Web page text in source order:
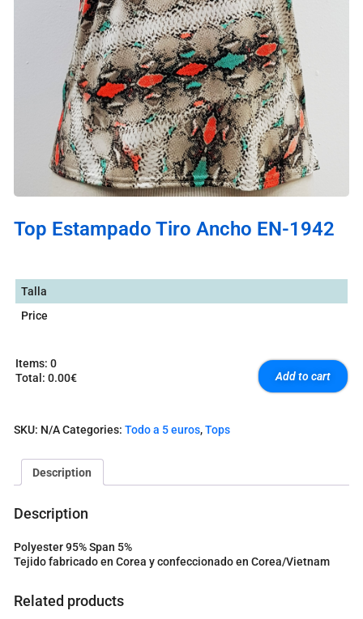
Top Estampado Tiro Ancho EN-1942
Talla
Price
Items: 0
Total : 0.00€
e
o
t
o
a
Add to cart
SKU: N/ACategories: Todo a 5 euros,Tops
Description
Description
Polyester 95% Span 5%
Tejido fabricado en Corea y confeccionado en Corea/Vietnam
Related products